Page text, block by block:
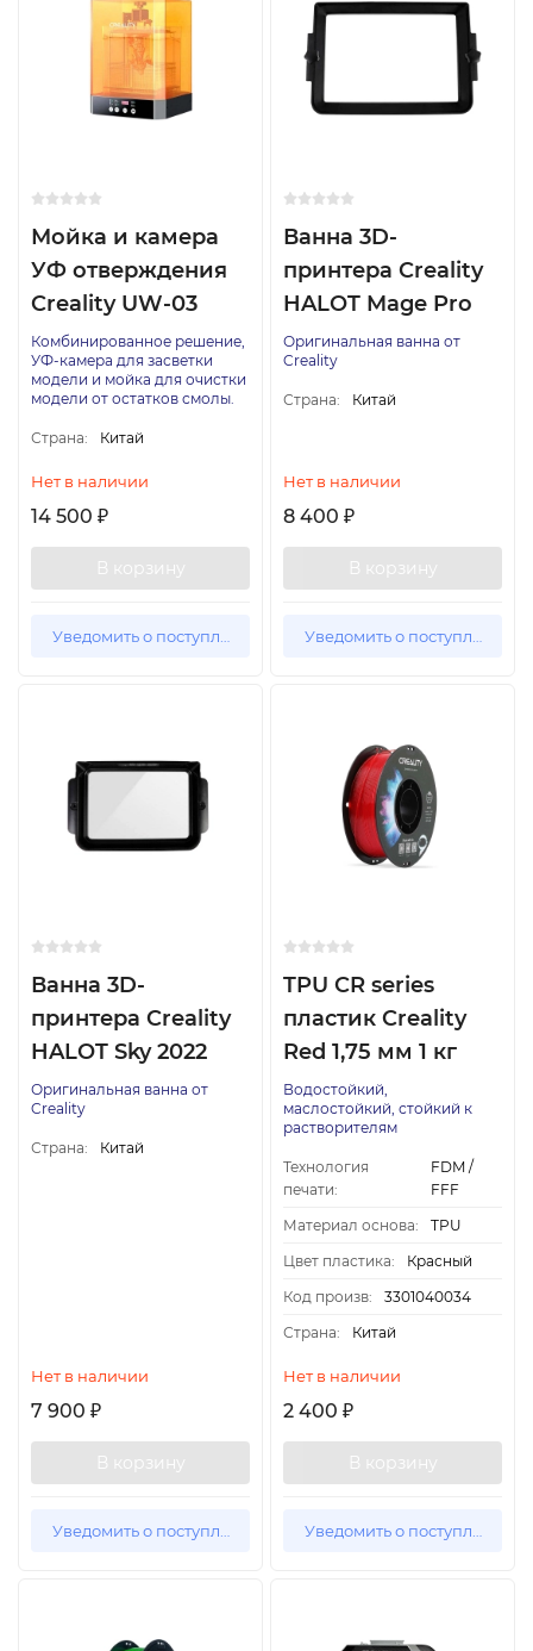
Мойка и камера
УФ отверждения
Creality UW-03
Комбинированное решение,
УФ-камера для засветки
модели и мойка для очистки
модели от остатков смолы.
Страна: Китай
Нет в наличии
14 500 ₽
В корзину
Уведомить о поступлении
Ванна 3D-
принтера Creality
HALOT Mage Pro
Оригинальная ванна от
Creality
Страна: Китай
Нет в наличии
8 400 ₽
В корзину
Уведомить о поступлении
Ванна 3D-
принтера Creality
HALOT Sky 2022
Оригинальная ванна от
Creality
Страна: Китай
Нет в наличии
7 900 ₽
В корзину
Уведомить о поступлении
TPU CR series
пластик Creality
Red 1,75 мм 1 кг
Водостойкий,
маслостойкий, стойкий к
растворителям
Технология
печати:
FDM /
FFF
Материал основа:
TPU
Цвет пластика:
Красный
Код произв:
3301040034
Страна:
Китай
Нет в наличии
2 400 ₽
В корзину
Уведомить о поступлении